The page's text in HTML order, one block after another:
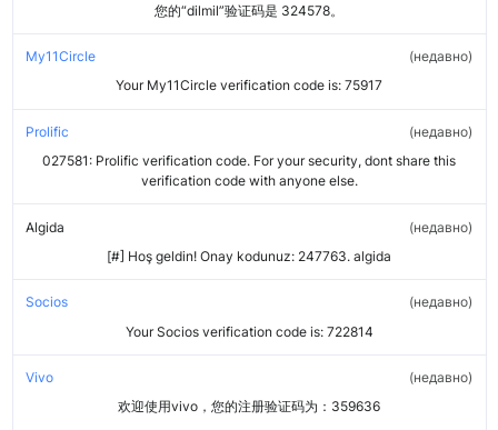
您的“dilmil”验证码是 324578。
My11Circle
Your My11Circle verification code is: 75917
недавно
Prolific
027581: Prolific verification code. For your security, dont share this
verification code with anyone else.
недавно
Algida
[#] Hoş geldin! Onay kodunuz: 247763. algida
недавно
Socios
Your Socios verification code is: 722814
недавно
Vivo
欢迎使用vivo，您的注册验证码为：359636
недавно